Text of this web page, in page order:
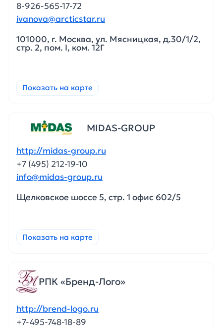
8-926-565-17-72
ivanova@arcticstar.ru
101000, г. Москва, ул. Мясницкая, д.30/1/2,
стр. 2, пом. I, ком. 12Г
Показать на карте
MIDAS-GROUP
http://midas-group.ru
+7 (495) 212-19-10
info@midas-group.ru
Щелковское шоссе 5, стр. 1 офис 602/5
Показать на карте
РПК «Бренд-Лого»
http://brend-logo.ru
+7-495-748-18-89